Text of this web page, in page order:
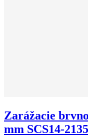
Zarážacie
mm SCS14-2135